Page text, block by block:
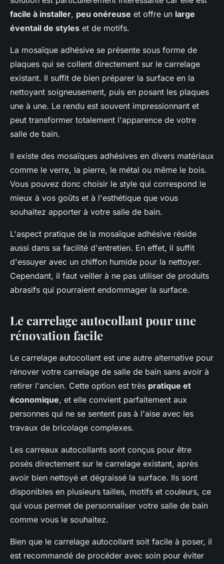
facile à installer, peu onéreuse et offre un large
éventail de styles et de motifs.
La mosaïque adhésive se présente sous forme de
plaques qui se collent directement sur le carrelage
existant. Il suffit de bien préparer la surface en la
nettoyant soigneusement, puis en posant les plaques
une à une. Le rendu est souvent impressionnant et
peut transformer totalement l'apparence de votre
salle de bain.
Il existe des mosaïques adhésives en divers matériaux
comme le verre, la pierre, le métal ou même le bois.
Vous pouvez donc choisir le style qui correspond le
mieux à vos goûts et à l'esthétique que vous
souhaitez apporter à votre salle de bain.
L'aspect pratique de la mosaïque adhésive réside
aussi dans sa facilité d'entretien. En effet, il suffit
d'essuyer avec un chiffon humide pour la nettoyer.
Cependant, il faut veiller à ne pas utiliser de produits
abrasifs qui pourraient endommager la surface.
Le carrelage autocollant pour une
rénovation facile
Le carrelage autocollant est une autre alternative pour
rénover votre carrelage de salle de bain sans avoir à
retirer l'ancien. Cette option est très pratique et
économique, et elle convient parfaitement aux
personnes qui ne se sentent pas à l'aise avec les
travaux de bricolage complexes.
Les carreaux autocollants sont conçus pour être
posés directement sur le carrelage existant, après
avoir bien nettoyé et dégraissé la surface. Ils sont
disponibles en plusieurs tailles, motifs et couleurs, ce
qui vous permet de personnaliser votre salle de bain
comme vous le souhaitez.
Bien que le carrelage autocollant soit facile à poser, il
est recommandé de procéder avec soin pour éviter